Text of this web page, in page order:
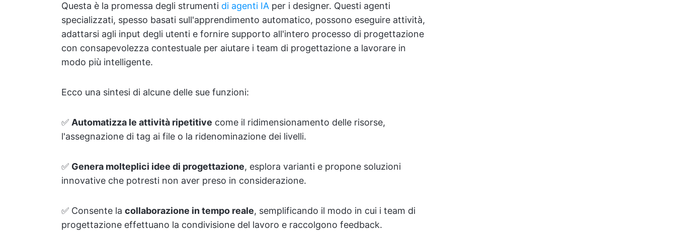
Questa è la promessa degli strumenti di agenti IA per i designer. Questi agenti
specializzati, spesso basati sull'apprendimento automatico, possono eseguire attività,
adattarsi agli input degli utenti e fornire supporto all'intero processo di progettazione
con consapevolezza contestuale per aiutare i team di progettazione a lavorare in
modo più intelligente.
Ecco una sintesi di alcune delle sue funzioni:
✅ Automatizza le attività ripetitive come il ridimensionamento delle risorse,
l'assegnazione di tag ai file o la ridenominazione dei livelli.
✅ Genera molteplici idee di progettazione, esplora varianti e propone soluzioni
innovative che potresti non aver preso in considerazione.
✅ Consente la collaborazione in tempo reale, semplificando il modo in cui i team di
progettazione effettuano la condivisione del lavoro e raccolgono feedback.